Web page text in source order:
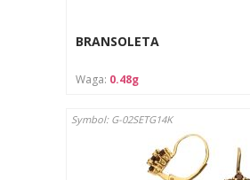
BRANSOLETA
Waga: 0.48g
Symbol: G-02SETG14K